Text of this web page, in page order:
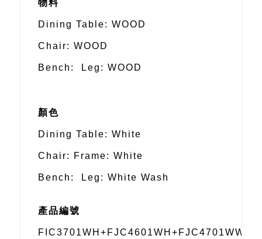
物料
Dining Table: WOOD
Chair: WOOD
Bench: Leg: WOOD
顏色
Dining Table: White
Chair: Frame: White
Bench: Leg: White Wash
產品編號
FIC3701WH+FJC4601WH+FJC4701WW